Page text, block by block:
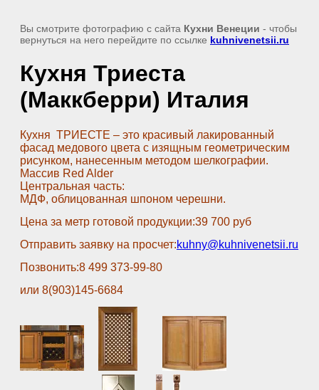
Вы смотрите фотографию с сайта Кухни Венеции - чтобы
вернуться на него перейдите по ссылке kuhnivenetsii.ru
Кухня Триеста
(Маккберри) Италия
Кухня ТРИЕСТЕ – это красивый лакированный
фасад медового цвета с изящным геометрическим
рисунком, нанесенным методом шелкографии.
Массив Red Alder
Центральная часть:
МДФ, облицованная шпоном черешни.
Цена за метр готовой продукции:39 700 руб
Отправить заявку на просчет:kuhny@kuhnivenetsii.ru
Позвонить:8 499 373-99-80
или 8(903)145-6684